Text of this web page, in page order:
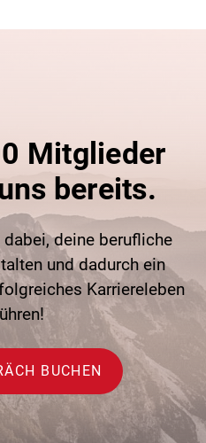
Mitglieder
bereits.
deine berufliche
und dadurch ein
Karriereleben
BUCHEN